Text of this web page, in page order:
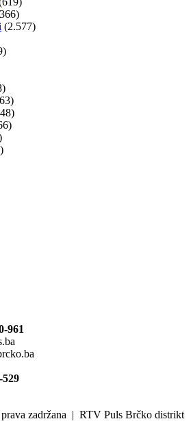
(2.577)
961
529
zadržana | RTV Puls Brčko distrikt